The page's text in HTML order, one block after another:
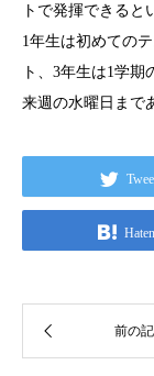
トで発揮できると
1年生は初めての
ト、3年生は1学期
来週の水曜日まで